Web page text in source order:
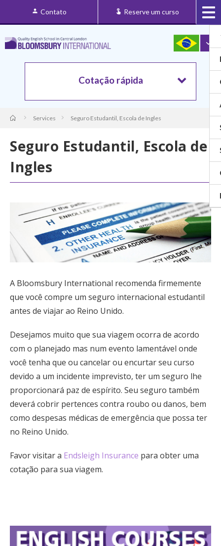
Contato Reserve um curso
Cotação rápida
Services Seguro Estudantil, Escola de Ingles
Seguro Estudantil, Escola de
Ingles
A Bloomsbury International recomenda firmemente
que você compre um seguro internacional estudantil
antes de viajar ao Reino Unido.
Desejamos muito que sua viagem ocorra de acordo
com o planejado mas num evento lamentável onde
você tenha que ou cancelar ou encurtar seu curso
devido a um incidente imprevisto, ter um seguro lhe
proporcionará paz de espírito. Seu seguro também
deverá cobrir pertences contra roubo ou danos, bem
como despesas médicas de emergência que possa ter
no Reino Unido.
Favor visitar a Endsleigh Insurance para obter uma
cotação para sua viagem.